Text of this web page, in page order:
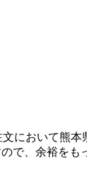
において熊本
で、余裕をも